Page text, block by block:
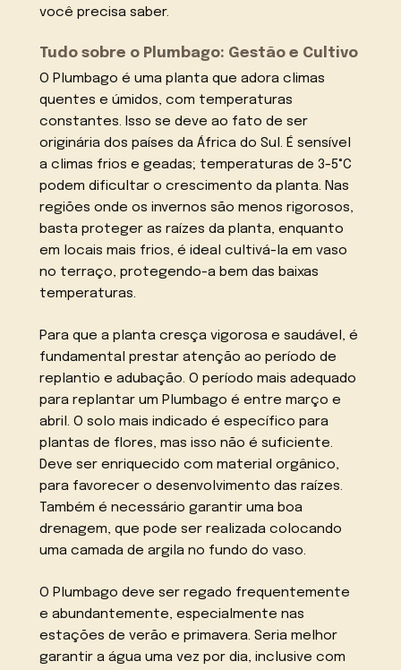
você precisa saber.
Tudo sobre o Plumbago: Gestão e Cultivo
O Plumbago é uma planta que adora climas
quentes e úmidos, com temperaturas
constantes. Isso se deve ao fato de ser
originária dos países da África do Sul. É sensível
a climas frios e geadas; temperaturas de 3-5°C
podem dificultar o crescimento da planta. Nas
regiões onde os invernos são menos rigorosos,
basta proteger as raízes da planta, enquanto
em locais mais frios, é ideal cultivá-la em vaso
no terraço, protegendo-a bem das baixas
temperaturas.
Para que a planta cresça vigorosa e saudável, é
fundamental prestar atenção ao período de
replantio e adubação. O período mais adequado
para replantar um Plumbago é entre março e
abril. O solo mais indicado é específico para
plantas de flores, mas isso não é suficiente.
Deve ser enriquecido com material orgânico,
para favorecer o desenvolvimento das raízes.
Também é necessário garantir uma boa
drenagem, que pode ser realizada colocando
uma camada de argila no fundo do vaso.
O Plumbago deve ser regado frequentemente
e abundantemente, especialmente nas
estações de verão e primavera. Seria melhor
garantir a água uma vez por dia, inclusive com